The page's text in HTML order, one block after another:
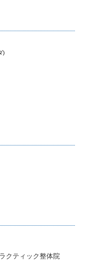
)
クティック整体院